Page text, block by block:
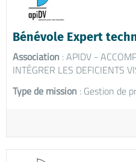
Bénévole Expert
Association : APIDV -
INTÉGRER LES DEFICIENTS
Type de mission : Gestion de